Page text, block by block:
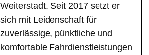
Weiterstadt. Seit 2017 setzt er
sich mit Leidenschaft für
zuverlässige, pünktliche und
komfortable Fahrdienstleistungen